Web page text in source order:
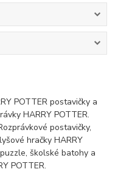
POTTER postavičky a
HARRY POTTER.
postavičky,
hračky HARRY
školské batohy a
POTTER.